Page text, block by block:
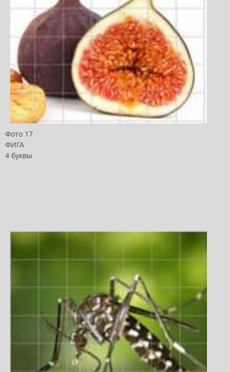
Фото 17
ФИГА
4 буквы